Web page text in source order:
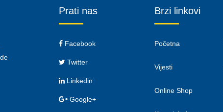
Prati nas
Facebook
Twitter
Linkedin
Google+
Brzi linkovi
Početna
Vijesti
Online Shop